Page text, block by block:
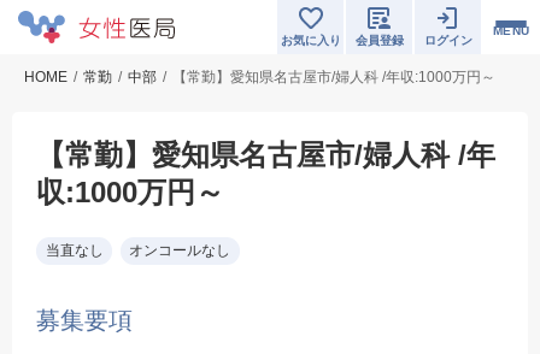
MENU
お気に入り 会員登録 ログイン
HOME 常勤 中部 【常勤】愛知県名古屋市/婦人科 /年収:1000万円～
【常勤】愛知県名古屋市/婦人科 /年
収:1000万円～
当直なし オンコールなし
募集要項